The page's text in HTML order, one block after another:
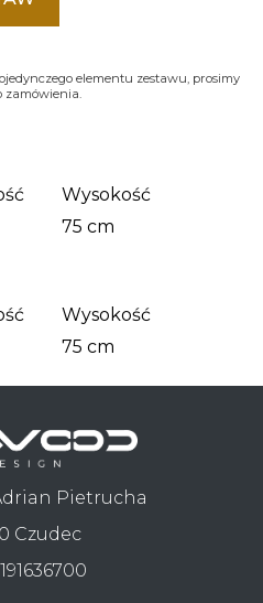
elementu zestawu, prosimy
zamówienia.
Wysokość
75 cm
Wysokość
75 cm
Pietrucha
Czudec